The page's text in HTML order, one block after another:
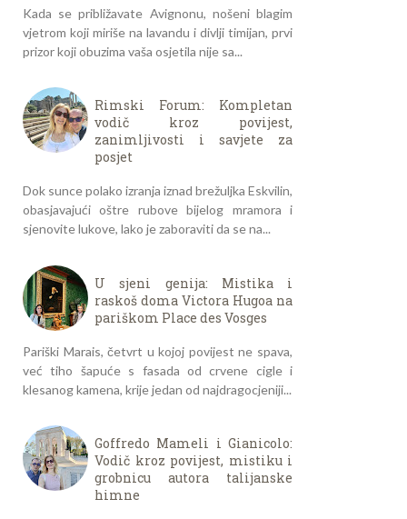
Kada se približavate Avignonu, nošeni blagim
vjetrom koji miriše na lavandu i divlji timijan, prvi
prizor koji obuzima vaša osjetila nije sa...
Rimski Forum: Kompletan
vodič kroz povijest,
zanimljivosti i savjete za
posjet
Dok sunce polako izranja iznad brežuljka Eskvilin,
obasjavajući oštre rubove bijelog mramora i
sjenovite lukove, lako je zaboraviti da se na...
U sjeni genija: Mistika i
raskoš doma Victora Hugoa na
pariškom Place des Vosges
Pariški Marais, četvrt u kojoj povijest ne spava,
već tiho šapuće s fasada od crvene cigle i
klesanog kamena, krije jedan od najdragocjeniji...
Goffredo Mameli i Gianicolo:
Vodič kroz povijest, mistiku i
grobnicu autora talijanske
himne